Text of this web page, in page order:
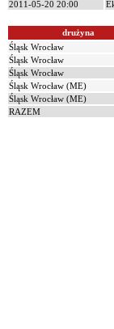
2011-05-20 20:00
drużyna
Śląsk Wrocław
Śląsk Wrocław
Śląsk Wrocław
Śląsk Wrocław (ME)
Śląsk Wrocław (ME)
RAZEM